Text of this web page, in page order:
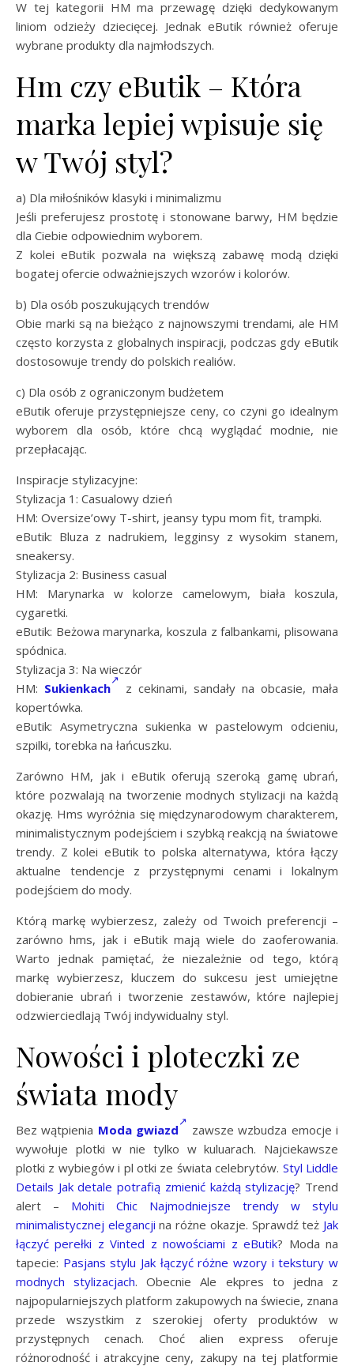
W tej kategorii HM ma przewagę dzięki dedykowanym
liniom odzieży dziecięcej. Jednak eButik również oferuje
wybrane produkty dla najmłodszych.
Hm czy eButik – Która
marka lepiej wpisuje się
w Twój styl?
a) Dla miłośników klasyki i minimalizmu
Jeśli preferujesz prostotę i stonowane barwy, HM będzie
dla Ciebie odpowiednim wyborem.
Z kolei eButik pozwala na większą zabawę modą dzięki
bogatej ofercie odważniejszych wzorów i kolorów.
b) Dla osób poszukujących trendów
Obie marki są na bieżąco z najnowszymi trendami, ale HM
często korzysta z globalnych inspiracji, podczas gdy eButik
dostosowuje trendy do polskich realiów.
c) Dla osób z ograniczonym budżetem
eButik oferuje przystępniejsze ceny, co czyni go idealnym
wyborem dla osób, które chcą wyglądać modnie, nie
przepłacając.
Inspiracje stylizacyjne:
Stylizacja 1: Casualowy dzień
HM: Oversize’owy T-shirt, jeansy typu mom fit, trampki.
eButik: Bluza z nadrukiem, legginsy z wysokim stanem,
sneakersy.
Stylizacja 2: Business casual
HM: Marynarka w kolorze camelowym, biała koszula,
cygaretki.
eButik: Beżowa marynarka, koszula z falbankami, plisowana
spódnica.
Stylizacja 3: Na wieczór
HM: Sukienkach
z cekinami, sandały na obcasie, mała
kopertówka.
eButik: Asymetryczna sukienka w pastelowym odcieniu,
szpilki, torebka na łańcuszku.
Zarówno HM, jak i eButik oferują szeroką gamę ubrań,
które pozwalają na tworzenie modnych stylizacji na każdą
okazję. Hms wyróżnia się międzynarodowym charakterem,
minimalistycznym podejściem i szybką reakcją na światowe
trendy. Z kolei eButik to polska alternatywa, która łączy
aktualne tendencje z przystępnymi cenami i lokalnym
podejściem do mody.
Którą markę wybierzesz, zależy od Twoich preferencji –
zarówno hms, jak i eButik mają wiele do zaoferowania.
Warto jednak pamiętać, że niezależnie od tego, którą
markę wybierzesz, kluczem do sukcesu jest umiejętne
dobieranie ubrań i tworzenie zestawów, które najlepiej
odzwierciedlają Twój indywidualny styl.
Nowości i ploteczki ze
świata mody
Bez wątpienia Moda gwiazd
zawsze wzbudza emocje i
wywołuje plotki w nie tylko w kuluarach. Najciekawsze
plotki z wybiegów i pl otki ze świata celebrytów. Styl Liddle
Details Jak detale potrafią zmienić każdą stylizację? Trend
alert – Mohiti Chic Najmodniejsze trendy w stylu
minimalistycznej elegancji na różne okazje. Sprawdź też Jak
łączyć perełki z Vinted z nowościami z eButik? Moda na
tapecie: Pasjans stylu Jak łączyć różne wzory i tekstury w
modnych stylizacjach. Obecnie Ale ekpres to jedna z
najpopularniejszych platform zakupowych na świecie, znana
przede wszystkim z szerokiej oferty produktów w
przystępnych cenach. Choć alien express oferuje
różnorodność i atrakcyjne ceny, zakupy na tej platformie